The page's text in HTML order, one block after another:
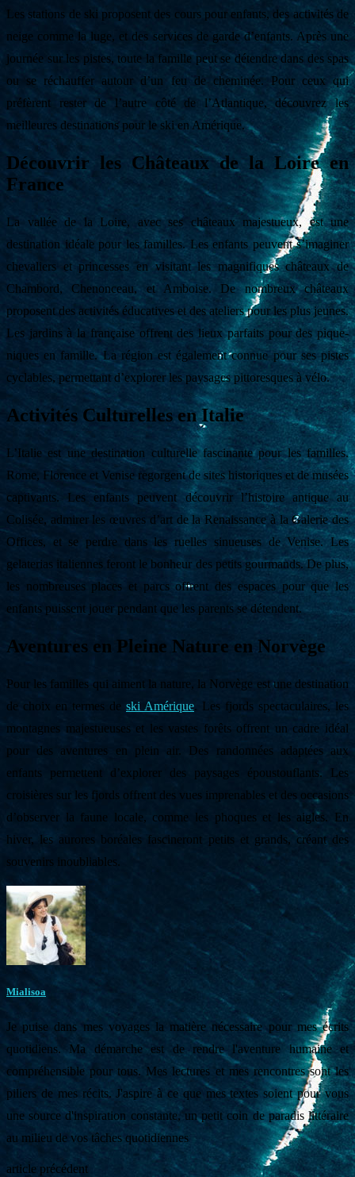
Les stations de ski proposent des cours pour enfants, des activités de
neige comme la luge, et des services de garde d’enfants. Après une
journée sur les pistes, toute la famille peut se détendre dans des spas
ou se réchauffer autour d’un feu de cheminée. Pour ceux qui
préfèrent rester de l’autre côté de l’Atlantique, découvrez les
meilleures destinations pour le ski en Amérique.
Découvrir les Châteaux de la Loire en
France
La vallée de la Loire, avec ses châteaux majestueux, est une
destination idéale pour les familles. Les enfants peuvent s’imaginer
chevaliers et princesses en visitant les magnifiques châteaux de
Chambord, Chenonceau, et Amboise. De nombreux châteaux
proposent des activités éducatives et des ateliers pour les plus jeunes.
Les jardins à la française offrent des lieux parfaits pour des pique-
niques en famille. La région est également connue pour ses pistes
cyclables, permettant d’explorer les paysages pittoresques à vélo.
Activités Culturelles en Italie
L’Italie est une destination culturelle fascinante pour les familles.
Rome, Florence et Venise regorgent de sites historiques et de musées
captivants. Les enfants peuvent découvrir l’histoire antique au
Colisée, admirer les œuvres d’art de la Renaissance à la Galerie des
Offices, et se perdre dans les ruelles sinueuses de Venise. Les
gelaterias italiennes feront le bonheur des petits gourmands. De plus,
les nombreuses places et parcs offrent des espaces pour que les
enfants puissent jouer pendant que les parents se détendent.
Aventures en Pleine Nature en Norvège
Pour les familles qui aiment la nature, la Norvège est une destination
de choix en termes de ski Amérique. Les fjords spectaculaires, les
montagnes majestueuses et les vastes forêts offrent un cadre idéal
pour des aventures en plein air. Des randonnées adaptées aux
enfants permettent d’explorer des paysages époustouflants. Les
croisières sur les fjords offrent des vues imprenables et des occasions
d’observer la faune locale, comme les phoques et les aigles. En
hiver, les aurores boréales fascineront petits et grands, créant des
souvenirs inoubliables.
Mialisoa
Je puise dans mes voyages la matière nécessaire pour mes écrits
quotidiens. Ma démarche est de rendre l'aventure humaine et
compréhensible pour tous. Mes lectures et mes rencontres sont les
piliers de mes récits. J'aspire à ce que mes textes soient pour vous
une source d'inspiration constante, un petit coin de paradis littéraire
au milieu de vos tâches quotidiennes
article précédent